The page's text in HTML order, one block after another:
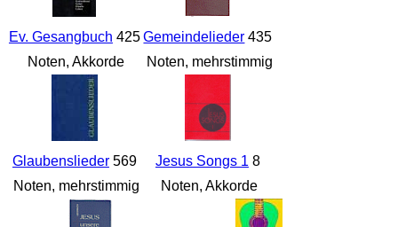
Ev. Gesangbuch 425
Noten, Akkorde
Gemeindelieder 435
Noten, mehrstimmig
Glaubenslieder569
Noten, mehrstimmig
Jesus Songs 1 8
Noten, Akkorde